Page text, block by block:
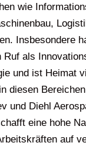
wie
Insbesondere
Ruf als
und ist Heimat
diesen
und Diehl
eine hohe
auf